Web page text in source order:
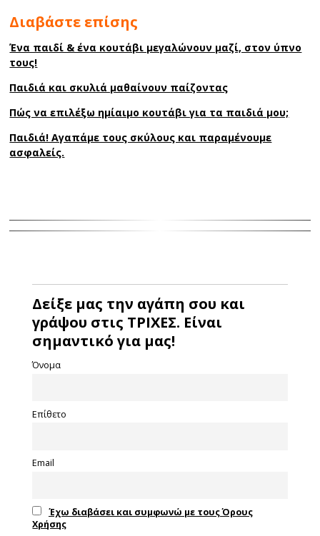
Διαβάστε επίσης
Ένα παιδί & ένα κουτάβι μεγαλώνουν μαζί, στον ύπνο
τους!
Παιδιά και σκυλιά μαθαίνουν παίζοντας
Πώς να επιλέξω ημίαιμο κουτάβι για τα παιδιά μου;
Παιδιά! Αγαπάμε τους σκύλους και παραμένουμε
ασφαλείς.
Δείξε μας την αγάπη σου και
γράψου στις ΤΡΙΧΕΣ. Είναι
σημαντικό για μας!
Όνομα
Επίθετο
Email
Έχω διαβάσει και συμφωνώ με τους Όρους
Χρήσης